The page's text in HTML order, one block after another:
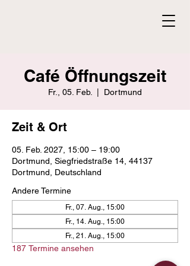
Café Öffnungszeit
Fr., 05. Feb. Dortmund
Zeit & Ort
05. Feb. 2027, 15:00 – 19:00
Dortmund, Siegfriedstraße 14, 44137
Dortmund, Deutschland
Andere Termine
Fr., 07. Aug., 15:00
Fr., 14. Aug., 15:00
Fr., 21. Aug., 15:00
187 Termine ansehen